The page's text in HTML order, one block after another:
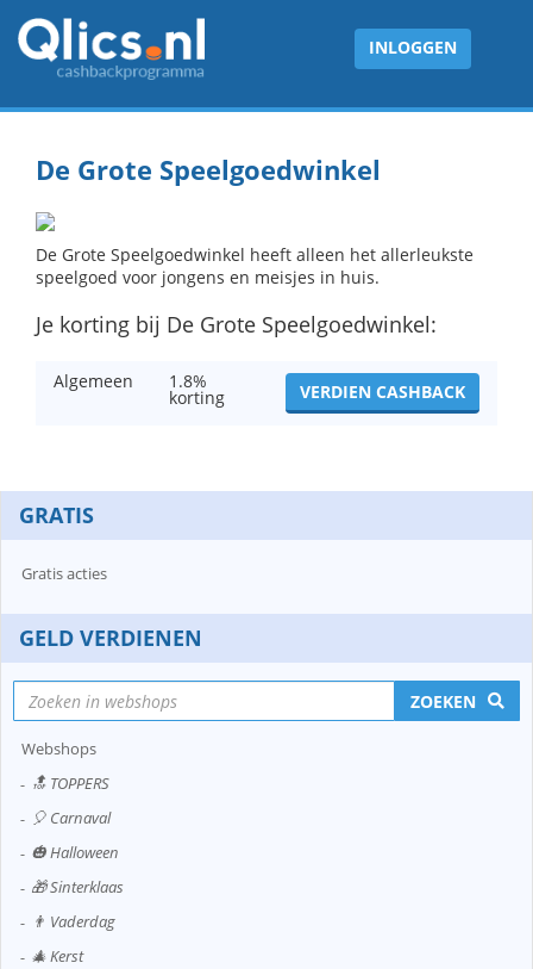
INLOGGEN
De Grote Speelgoedwinkel
De Grote Speelgoedwinkel heeft alleen het allerleukste
speelgoed voor jongens en meisjes in huis.
Je korting bij De Grote Speelgoedwinkel:
Algemeen 1.8%
korting VERDIEN CASHBACK
GRATIS
Gratis acties
GELD VERDIENEN
ZOEKEN
Webshops
🔝 TOPPERS
🎈 Carnaval
🎃 Halloween
🎁 Sinterklaas
👨 Vaderdag
🎄 Kerst